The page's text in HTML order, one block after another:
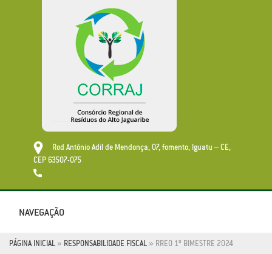
Rod Antônio Adil de Mendonça, 07, fomento, Iguatu – CE,
CEP 63507-075
NAVEGAÇÃO
PÁGINA INICIAL » RESPONSABILIDADE FISCAL » RREO 1º BIMESTRE 2024